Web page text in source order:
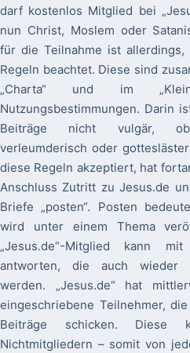
darf kostenlos Mitglied bei
nun Christ, Moslem oder
für die Teilnahme ist allerdings,
Regeln beachtet. Diese sind
„Charta“ und im
Nutzungsbestimmungen. Darin
Beiträge nicht vulgär,
verleumderisch oder
diese Regeln akzeptiert, hat
Anschluss Zutritt zu Jesus.de
Briefe „posten“. Posten
wird unter einem Thema
„Jesus.de“-Mitglied kann
antworten, die auch wieder
werden. „Jesus.de“ hat
eingeschriebene Teilnehmer,
Beiträge schicken. Diese
Nichtmitgliedern – somit von